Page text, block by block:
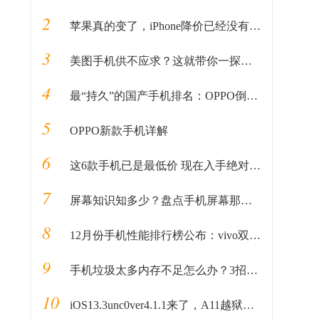
2 苹果真的变了，iPhone降价已经没有底线了！
3 美图手机供不应求？这就带你一探究竟，看透美图手机只需2分钟
4 最“持久”的国产手机排名：OPPO倒数第一，vivo第三
5 OPPO新款手机详解
6 这6款手机已是最低价 现在入手绝对不亏
7 屏幕知识知多少？盘点手机屏幕那些事，最强大的手机面板仍然是它
8 12月份手机性能排行榜公布：vivo双榜第一，为何？
9 手机垃圾太多内存不足怎么办？3招轻松搞定！
10 iOS13.3unc0ver4.1.1来了，A11越狱即将发布